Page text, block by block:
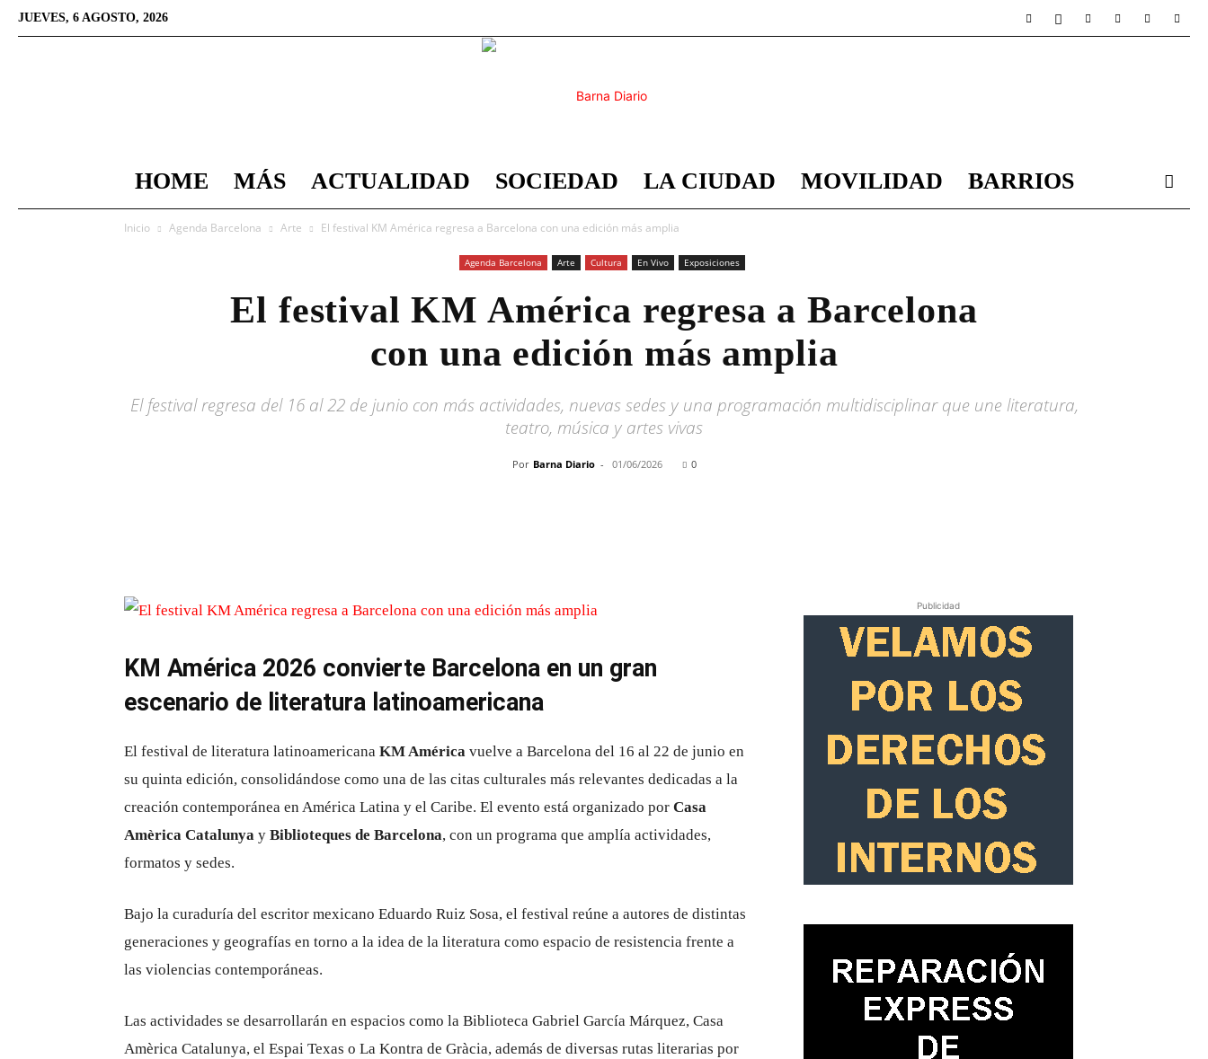
JUEVES, 6 AGOSTO, 2026
Barna
HOME MÁS ACTUALIDAD SOCIEDAD LA CIUDAD MOVILIDAD BARRIOS
Inicio Agenda Barcelona Arte El festival KM América regresa a Barcelona con una edición más amplia
Agenda Barcelona Arte Cultura En Vivo Exposiciones
El festival KM América regresa a Barcelona
con una edición más amplia
El festival regresa del 16 al 22 de junio con más actividades, nuevas sedes y una programación multidisciplinar que une literatura,
teatro, música y artes vivas
Por Barna Diario - 01/06/2026 0
KM América 2026 convierte Barcelona en un gran
escenario de literatura latinoamericana
El festival de literatura latinoamericana KM América vuelve a Barcelona del 16 al 22 de junio en
su quinta edición, consolidándose como una de las citas culturales más relevantes dedicadas a la
creación contemporánea en América Latina y el Caribe. El evento está organizado por Casa
Amèrica Catalunya y Biblioteques de Barcelona, con un programa que amplía actividades,
formatos y sedes.
Bajo la curaduría del escritor mexicano Eduardo Ruiz Sosa, el festival reúne a autores de distintas
generaciones y geografías en torno a la idea de la literatura como espacio de resistencia frente a
las violencias contemporáneas.
Las actividades se desarrollarán en espacios como la Biblioteca Gabriel García Márquez, Casa
Amèrica Catalunya, el Espai Texas o La Kontra de Gràcia, además de diversas rutas literarias por
Publicidad